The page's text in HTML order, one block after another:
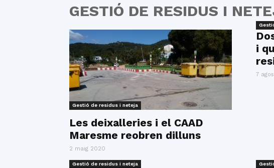
GESTIÓ DE RESIDUS I
Gestió de residus i neteja
Les deixalleries i el CAAD
Maresme reobren dilluns
2 maig 2020
i
7
Gestió de residus i neteja